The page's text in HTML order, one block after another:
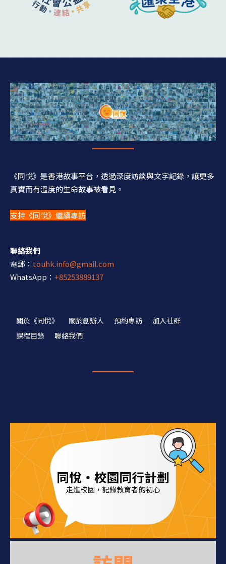
《同悅》是香港故事平台，透過深度訪談與文字記錄，讓更多
真實而有溫度的生命故事被看見。
支持《同悅》繼續專訪
聯絡我們
電郵： touhk.info@gmail.com
WhatsApp： +85253889137
關於《同悅》 關於創辦人 預約專訪
加入社群
課程目錄
聯絡我們